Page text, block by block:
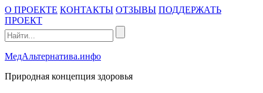
Промотать
к
содержимому
О ПРОЕКТЕ КОНТАКТЫ ОТЗЫВЫ ПОДДЕРЖАТЬ
ПРОЕКТ
МедАльтернатива.инфо
Природная концепция здоровья